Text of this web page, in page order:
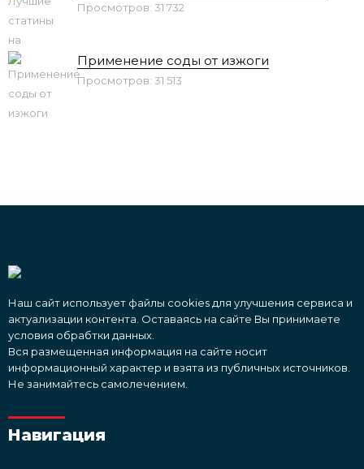
Просмотров: 31 732
Применение соды от изжоги
Просмотров: 31 513
Наш сайт использует файлы cookies для улучшения сервиса и
актуализации контента. Оставаясь на сайте Вы принимаете
условия обрабтки данных.
Вся размещенная информация на сайте носит
информационный характер и взята из публичных источников.
Не занимайтесь самолечением.
Навигация